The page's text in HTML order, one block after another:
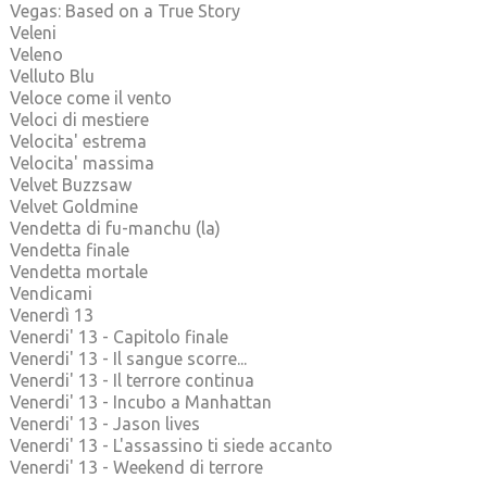
Vegas: Based on a True Story
Veleni
Veleno
Velluto Blu
Veloce come il vento
Veloci di mestiere
Velocita' estrema
Velocita' massima
Velvet Buzzsaw
Velvet Goldmine
Vendetta di fu-manchu (la)
Vendetta finale
Vendetta mortale
Vendicami
Venerdì 13
Venerdi' 13 - Capitolo finale
Venerdi' 13 - Il sangue scorre...
Venerdi' 13 - Il terrore continua
Venerdi' 13 - Incubo a Manhattan
Venerdi' 13 - Jason lives
Venerdi' 13 - L'assassino ti siede accanto
Venerdi' 13 - Weekend di terrore